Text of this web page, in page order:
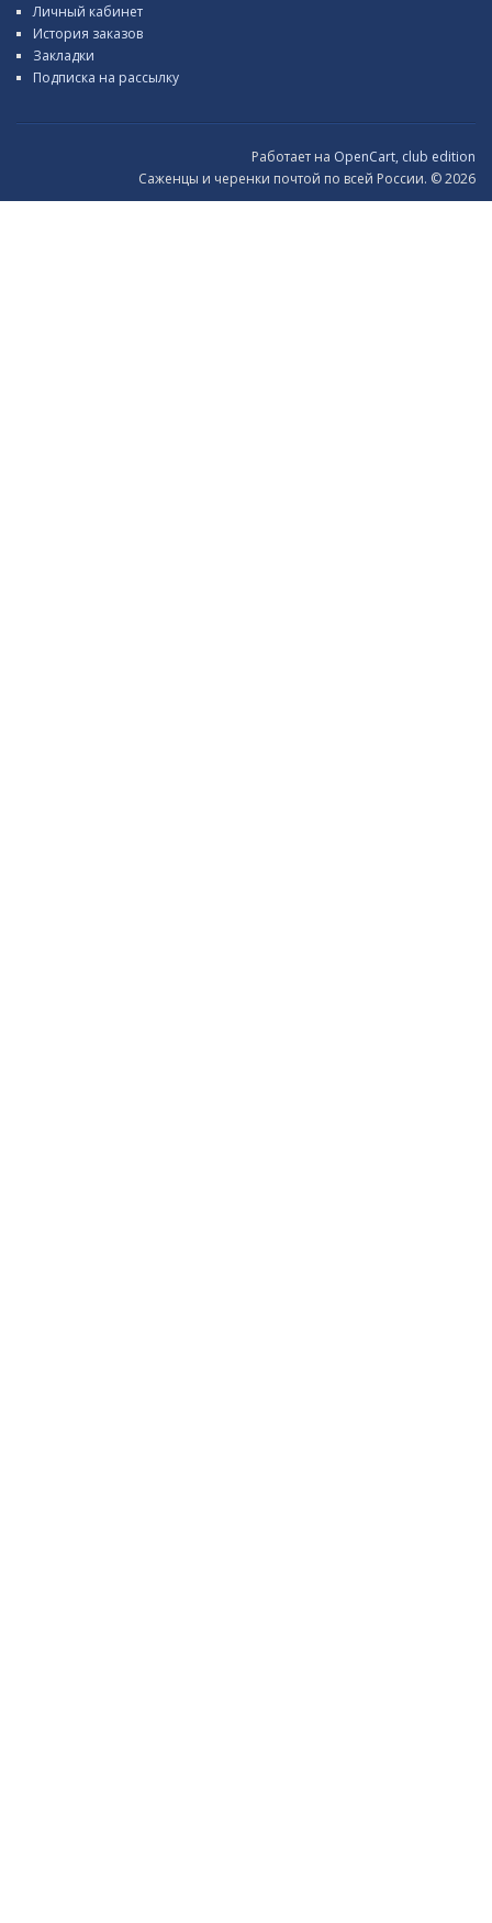
Личный кабинет
История заказов
Закладки
Подписка на рассылку
Работает на OpenCart, club edition
Саженцы и черенки почтой по всей России. © 2026